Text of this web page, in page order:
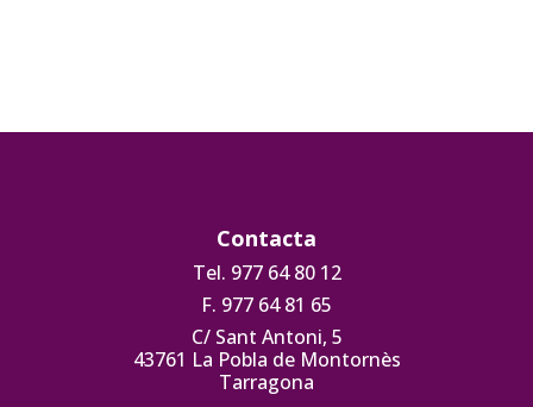
Contacta
Tel. 977 64 80 12
F. 977 64 81 65
C/ Sant Antoni, 5
43761 La Pobla de Montornès
Tarragona